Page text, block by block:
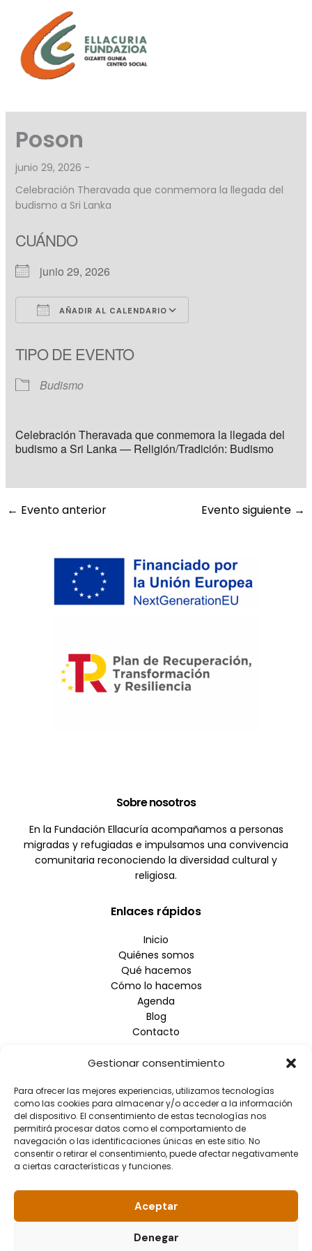
Gestionar consentimiento
Para ofrecer las mejores experiencias, utilizamos tecnologías
como las cookies para almacenar y/o acceder a la información
del dispositivo. El consentimiento de estas tecnologías nos
permitirá procesar datos como el comportamiento de
navegación o las identificaciones únicas en este sitio. No
consentir o retirar el consentimiento, puede afectar negativamente
a ciertas características y funciones.
Aceptar
Denegar
contenido
Poson
junio 29, 2026 -
Celebración Theravada que conmemora la llegada del
budismo a Sri Lanka
CUÁNDO
junio 29, 2026
AÑADIR AL CALENDARIO
TIPO DE EVENTO
Budismo
Celebración Theravada que conmemora la llegada del
budismo a Sri Lanka — Religión/Tradición: Budismo
← Evento anterior Evento siguiente →
Sobre nosotros
En la Fundación Ellacuría acompañamos a personas
migradas y refugiadas e impulsamos una convivencia
comunitaria reconociendo la diversidad cultural y
religiosa.
Enlaces rápidos
Inicio
Quiénes somos
Qué hacemos
Cómo lo hacemos
Agenda
Blog
Contacto
Empresa
Aviso Legal
Política de Privacidad
Política de Cookies
Información de contacto
Dirección: Arrupe Etxea C/ Padre Lojendio, 2 - 1º Derecha
- 48008 BILBAO
Teléfono: 944.465.992
Correo electrónico: info@fundacionellacuria.org